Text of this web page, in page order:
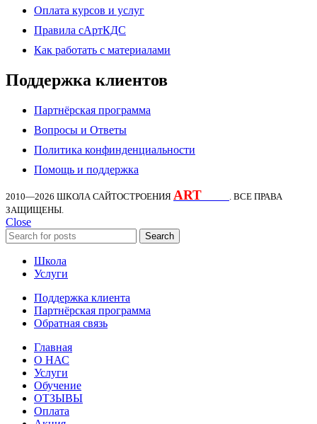
Оплата курсов и услуг
Правила сАртКДС
Как работать с материалами
Поддержка клиентов
Партнёрская программа
Вопросы и Ответы
Политика конфинденциальности
Помощь и поддержка
2010—2026 ШКОЛА САЙТОСТРОЕНИЯ ART
. ВСЕ ПРАВА
ЗАЩИЩЕНЫ.
Close
Search
Школа
Услуги
Поддержка клиента
Партнёрская программа
Обратная связь
Главная
О НАС
Услуги
Обучение
ОТЗЫВЫ
Оплата